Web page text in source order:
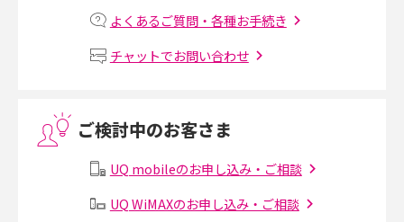
Threads（スレッズ）とは？主な機能や登録方法、投稿の仕方を解説
Instagram（インスタグラム）でスクショするとバレる？バレるケースや撮
よくあるご質問・各種お手続き
チャットでお問い合わせ
ご検討中のお客さま
UQ mobileのお申し込み・ご相談
UQ WiMAXのお申し込み・ご相談